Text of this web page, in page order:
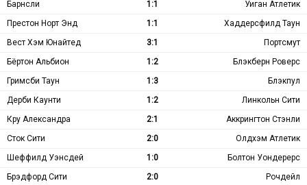
Барнсли
1:1
Уиган Атлетик
Престон Норт Энд
1:1
Хаддерсфилд Таун
Вест Хэм Юнайтед
3:1
Портсмут
Бёртон Альбион
1:2
Блэкберн Роверс
Гримсби Таун
1:3
Блэкпул
Дерби Каунти
1:2
Линкольн Сити
Кру Александра
2:1
Аккрингтон Стэнли
Сток Сити
2:0
Олдхэм Атлетик
Шеффилд Уэнсдей
1:0
Болтон Уондерерс
Брэдфорд Сити
2:0
Рочдейл